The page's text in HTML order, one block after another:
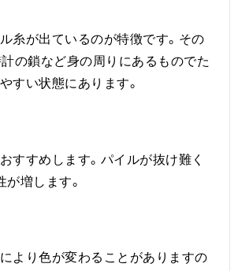
糸が出ているのが特徴です。その
計の鎖など身の周りにあるものでた
すい状態にあります。
すすめします。パイルが抜け難く
が増します。
より色が変わることがありますの